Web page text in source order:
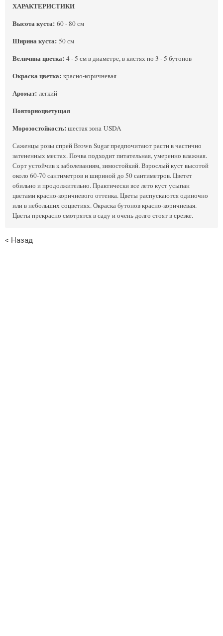
ХАРАКТЕРИСТИКИ
Высота куста: 60 - 80 см
Ширина куста: 50 см
Величина цветка: 4 - 5 см в диаметре, в кистях по 3 - 5 бутонов
Окраска цветка: красно-коричневая
Аромат: легкий
Повторноцветущая
Морозостойкость:шестая зона USDA
Саженцы розы спрей Brown Sugar предпочитают расти в частично
затененных местах. Почва подходит питательная, умеренно влажная.
Сорт устойчив к заболеваниям, зимостойкий. Взрослый куст высотой
около 60-70 сантиметров и шириной до 50 сантиметров. Цветет
обильно и продолжительно. Практически все лето куст усыпан
цветами красно-коричневого оттенка. Цветы распускаются одиночно
или в небольших соцветиях. Окраска бутонов красно-коричневая.
Цветы прекрасно смотрятся в саду и очень долго стоят в срезке.
< Назад